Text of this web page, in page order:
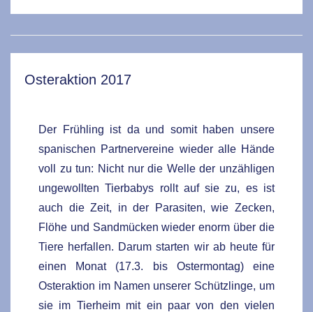
Osteraktion 2017
Der Frühling ist da und somit haben unsere
spanischen Partnervereine wieder alle Hände
voll zu tun: Nicht nur die Welle der unzähligen
ungewollten Tierbabys rollt auf sie zu, es ist
auch die Zeit, in der Parasiten, wie Zecken,
Flöhe und Sandmücken wieder enorm über die
Tiere herfallen. Darum starten wir ab heute für
einen Monat (17.3. bis Ostermontag) eine
Osteraktion im Namen unserer Schützlinge, um
sie im Tierheim mit ein paar von den vielen